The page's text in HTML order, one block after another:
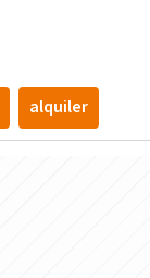
alquiler